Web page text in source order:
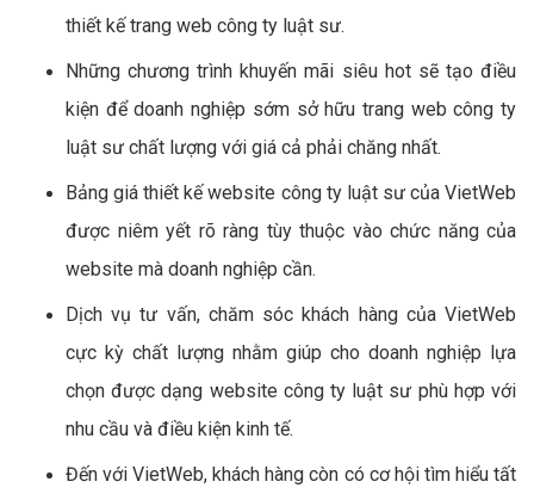
thiết kế trang web công ty luật sư.
Những chương trình khuyến mãi siêu hot sẽ tạo điều
kiện để doanh nghiệp sớm sở hữu trang web công ty
luật sư chất lượng với giá cả phải chăng nhất.
Bảng giá thiết kế website công ty luật sư của VietWeb
được niêm yết rõ ràng tùy thuộc vào chức năng của
website mà doanh nghiệp cần.
Dịch vụ tư vấn, chăm sóc khách hàng của VietWeb
cực kỳ chất lượng nhằm giúp cho doanh nghiệp lựa
chọn được dạng website công ty luật sư phù hợp với
nhu cầu và điều kiện kinh tế.
Đến với VietWeb, khách hàng còn có cơ hội tìm hiểu tất